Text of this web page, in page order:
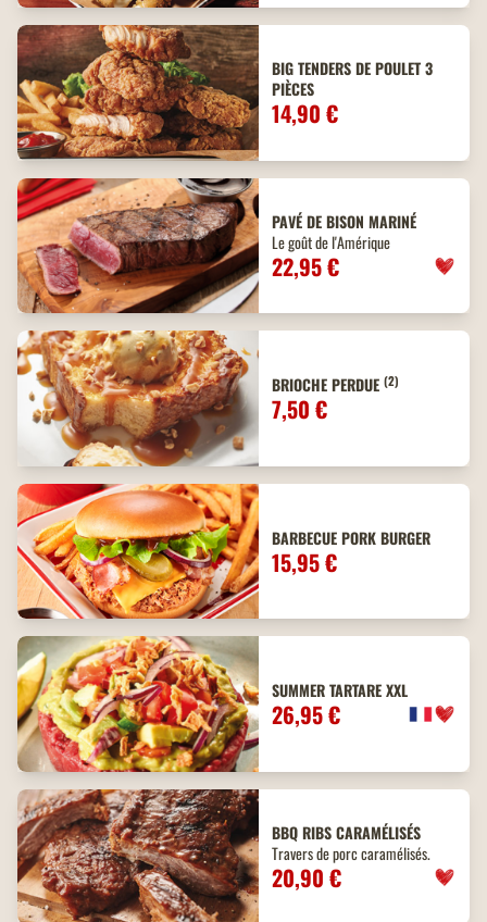
BIG TENDERS DE POULET 3
PIÈCES
14,90 €
PAVÉ DE BISON MARINÉ
Le goût de l'Amérique
22,95 €
BRIOCHE PERDUE (2)
7,50 €
BARBECUE PORK BURGER
15,95 €
SUMMER TARTARE XXL
26,95 €
BBQRIBSCARAMÉLISÉS
Travers de porc caramélisés.
20,90 €